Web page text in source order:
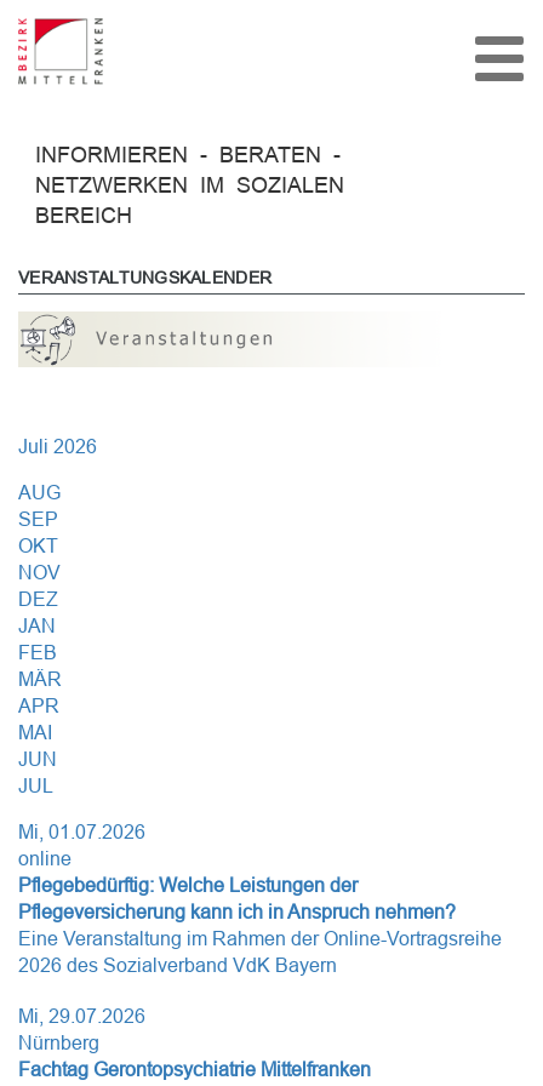
INFORMIEREN - BERATEN -
NETZWERKEN IM SOZIALEN
BEREICH
VERANSTALTUNGSKALENDER
Juli 2026
AUG
SEP
OKT
NOV
DEZ
JAN
FEB
MÄR
APR
MAI
JUN
JUL
Mi, 01.07.2026
online
Pflegebedürftig: Welche Leistungen der
Pflegeversicherung kann ich in Anspruch nehmen?
Eine Veranstaltung im Rahmen der Online-Vortragsreihe
2026 des Sozialverband VdK Bayern
Mi, 29.07.2026
Nürnberg
Fachtag Gerontopsychiatrie Mittelfranken